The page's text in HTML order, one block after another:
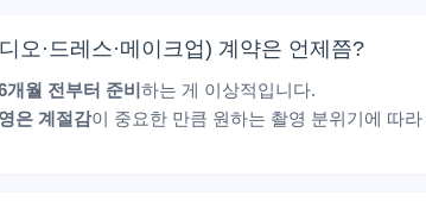
오·드레스·메이크업) 계약은 언제쯤?
개월 전부터 준비하는 게 이상적입니다.
은 계절감이 중요한 만큼 원하는 촬영 분위기에 따라